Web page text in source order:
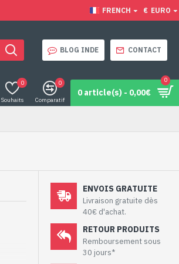
FRENCH € EURO
BLOG INDE CONTACT
Souhaits
0
Comparatif
0
0 article(s) - 0,00€
0
ENVOIS GRATUITE
Livraison gratuite dès
40€ d'achat.
RETOUR PRODUITS
Remboursement sous
30 jours*